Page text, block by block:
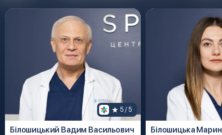
5 / 5
Білошицький Вадим Васильович Білошицька